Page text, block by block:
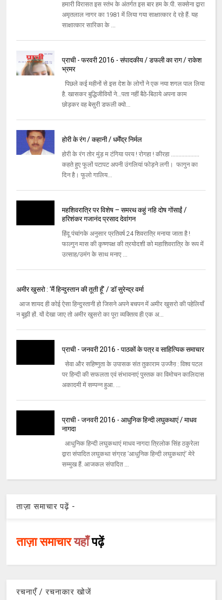
हमारी विरासत इस स्तंभ के अंतर्गत इस बार हम के.पी. सक्सेना द्वारा
अमृतलाल नागर का 1981 में लिया गया साक्षात्कार दे रहे हैं. यह
साक्षात्कार सारिका के ...
प्राची - फरवरी 2016 - संपादकीय / डफली का राग / राकेश
भ्रमर
पिछले कई महीनों से इस देश के लोगों ने एक नया शगल पाल लिया
है. खासकर बुद्धिजीवियों ने...पता नहीं बैठे-बिठाये अपना काम
छोड़कर वह बेसुरी डफली क्यो...
होरी के रंग / कहानी / धर्मेंद्र निर्मल
होरी के रंग तोर मुंड़ म टंगिया परय ! रोगहा ! कीरहा ...................
कहते हुए फूलों पटापट अपनी उंगलियां फोड़ने लगी। फागुन का
दिन है। फूलो गालिय...
महशिवरात्रि पर विशेष – समरथ कहुं नहि दोष गोंसाईं /
हरिशंकर गजानंद प्रसाद देवांगन
हिंदू पंचांगके अनुसार प्रतिवर्ष 24 शिवरात्रि मनाया जाता है !
फाल्गुन मास की कृष्णपक्ष की त्रयोदशी को महाशिवरात्रि के रूप में
उत्साह/उमंग के साथ मनाए ...
अमीर खुसरो : ‘मैं हिन्दुस्तान की तूती हूँ’ / डॉ सुरेन्द्र वर्मा
आज शायद ही कोई ऐसा हिन्दुस्तानी हो जिसने अपने बचपन में अमीर खुसरो की पहेलियाँ
न बूझी हों. यों देखा जाए तो अमीर खुसरो का पूरा व्यक्तित्व ही एक अ...
प्राची - जनवरी 2016 - पाठकों के पत्र व साहित्यिक समाचार
सेवा और सहिष्णुता के उपासक संत तुकाराम उज्जैऩ : विश्व पटल
पर हिन्दी की सफलता एवं संभावनाएं पुस्तक का विमोचन कालिदास
अकादमी में सम्पन्न हुआ. ...
प्राची - जनवरी 2016 - आधुनिक हिन्दी लघुकथाएं / माधव
नागदा
आधुनिक हिन्दी लघुकथाएं माधव नागदा त्रिलोक सिंह ठकुरेला
द्वारा संपादित लघुकथा संग्रह ‘आधुनिक हिन्दी लघुकथाएं’ मेरे
सम्मुख हैं. आजकल संपादित ...
ताज़ा समाचार पढ़ें -
ताज़ा समाचारयहाँपढ़ें
रचनाएँ / रचनाकार खोजें